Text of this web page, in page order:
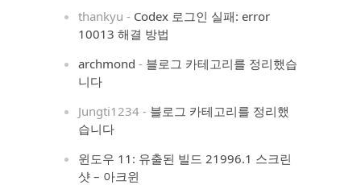
thankyu - Codex 로그인 실패: error
10013 해결 방법
archmond - 블로그 카테고리를 정리했습
니다
Jungti1234 - 블로그 카테고리를 정리했
습니다
윈도우 11: 유출된 빌드 21996.1 스크린
샷 – 아크윈